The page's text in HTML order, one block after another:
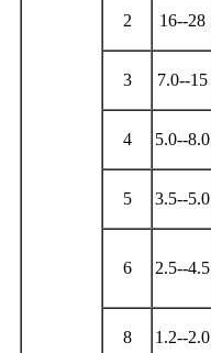
2 16--28
3 7.0--15
4 5.0--8.0
5 3.5--5.0
6 2.5--4.5
8 1.2--2.0